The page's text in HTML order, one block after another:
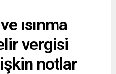
ısınma
vergisi
notlar